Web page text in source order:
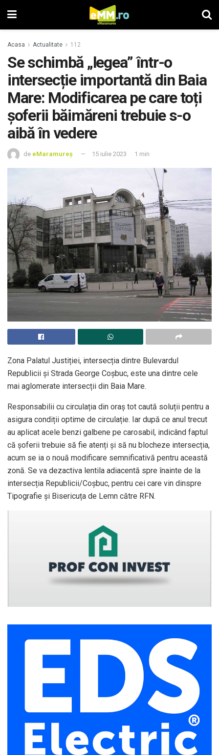
Acasa Actualitate 112
Se schimbă „legea” într-o
intersecție importantă din Baia
Mare: Modificarea pe care toți
șoferii băimăreni trebuie s-o
aibă în vedere
de eMaramureș 15 iulie 2023 1 min
Zona Palatul Justiției, intersecția dintre Bulevardul
Republicii și Strada George Coșbuc, este una dintre cele
mai aglomerate intersecții din Baia Mare.
Responsabilii cu circulația din oraș tot caută soluții pentru a
asigura condiții optime de circulație. Iar după ce anul trecut
au aplicat acele benzi galbene pe carosabil, indicând faptul
că șoferii trebuie să fie atenți și să nu blocheze intersecția,
acum se ia o nouă modificare semnificativă pentru această
zonă. Se va dezactiva lentila adiacentă spre înainte de la
intersecția Republicii/Coșbuc, pentru cei care vin dinspre
Tipografie și Bisericuța de Lemn către RFN.